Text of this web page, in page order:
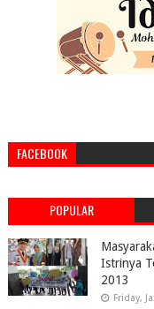
FACEBOOK
POPULAR
Istrinya
2013
Friday,